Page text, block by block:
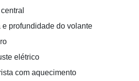
e profundidade do volante
elétrico
com aquecimento